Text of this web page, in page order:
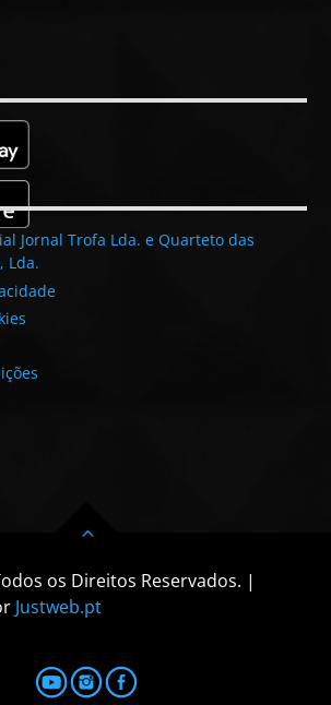
Jornal Trofa Lda. e Quarteto das
Lda.
os Direitos Reservados. |
Justweb.pt